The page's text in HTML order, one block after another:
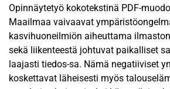
Opinnäytetyö kokotekstinä PDF-
Maailmaa vaivaavat
kasvihuoneilmiön aiheuttama
sekä liikenteestä johtuvat paikalliset
laajasti tiedos-sa. Nämä negatiiviset
koskettavat läheisesti myös